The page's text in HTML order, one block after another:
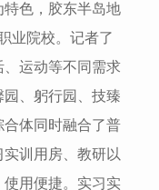
色，胶东半岛地
业院校。记者了
运动等不同需求
、躬行园、技臻
合体同时融合了普
训用房、教研以
用便捷。实习实